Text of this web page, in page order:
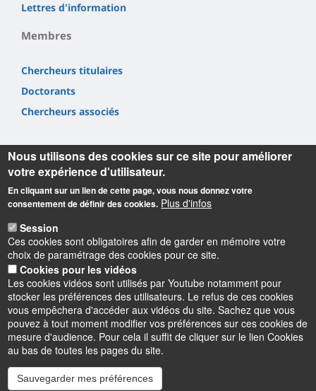
Lettres d'information
Membres
Chercheurs titulaires
Doctorants
Chercheurs associés
Informations
Laboratoire Rémélice
Réception et Médiation de Littératures et de Cultures
Etrangères et comparées
UFR Collegium Lettres, Langues et Sciences Humaines
10 rue de Tours
BP 46527 - 45065 Orléans cedex 2
InstagramLinkedInYoutube
Nous utilisons des cookies sur ce site pour améliorer
votre expérience d'utilisateur.
En cliquant sur un lien de cette page, vous nous donnez votre
consentement de définir des cookies. Plus d'infos
Session
Ces cookies sont obligatoires afin de garder en mémoire votre
choix de paramétrage des cookies pour ce site.
Cookies pour les vidéos
Les cookies vidéos sont utilisés par Youtube notamment pour
stocker les préférences des utilisateurs. Le refus de ces cookies
vous empêchera d'accéder aux vidéos du site. Sachez que vous
pouvez à tout moment modifier vos préférences sur ces cookies de
mesure d'audience. Pour cela il suffit de cliquer sur le lien Cookies
au bas de toutes les pages du site.
Sauvegarder mes préférences